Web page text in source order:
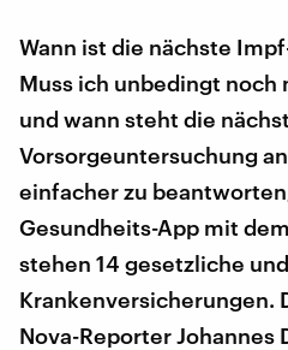
Wann ist die nächste
Muss ich unbedingt
und wann steht die
Vorsorgeuntersuchung
einfacher zu
Gesundheits-App mit
stehen 14 gesetzliche
Krankenversicherungen.
Nova-Reporter Johannes